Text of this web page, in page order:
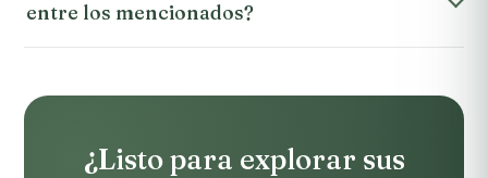
entre los mencionados?
¿Listo para explorar sus